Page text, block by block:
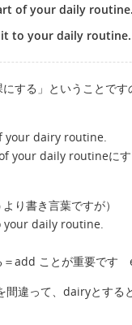
of your daily routine.
to your daily routine.
する」ということです
your dairy routine.
your daily routineにす
り書き言葉ですが）
daily routine.
＝add ことが重要で
違って、dairyとする